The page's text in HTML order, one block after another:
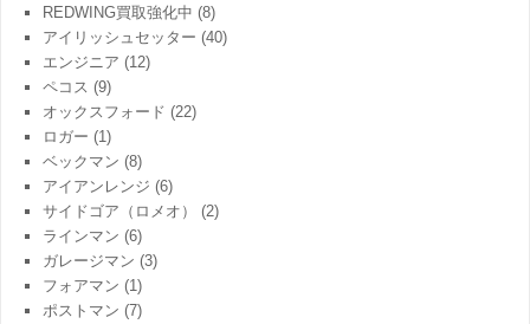
REDWING買取強化中 (8)
アイリッシュセッター (40)
エンジニア (12)
ペコス (9)
オックスフォード (22)
ロガー (1)
ベックマン (8)
アイアンレンジ (6)
サイドゴア（ロメオ）
(2)
ラインマン (6)
ガレージマン (3)
フォアマン (1)
ポストマン (7)